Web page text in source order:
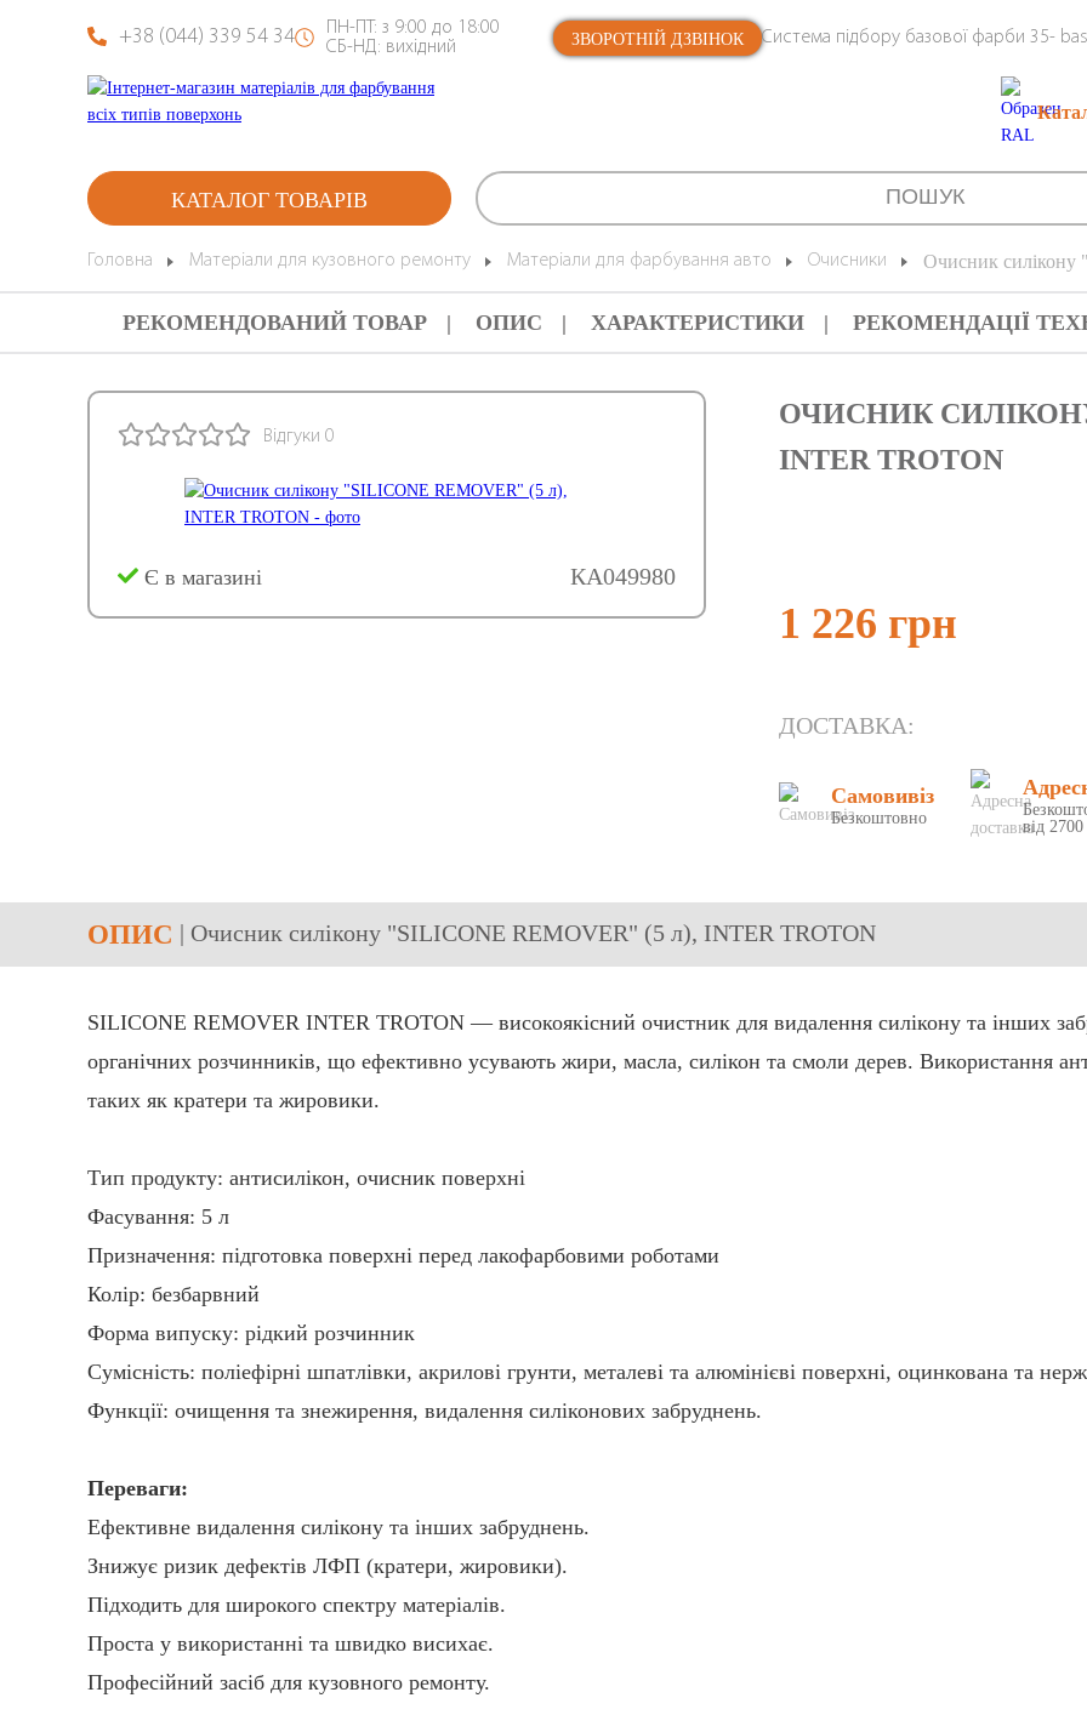
+38 (044) 339 54 34
ПН-ПТ: з 9:00 до 18:00
СБ-НД: вихідний
ЗВОРОТНІЙ ДЗВІНОК Система підбору базової фарби 35-
КАТАЛОГ ТОВАРІВ
Головна Матеріали для кузовного ремонту Матеріали для фарбування авто Очисники Очисник
РЕКОМЕНДОВАНИЙ ТОВАР ОПИС ХАРАКТЕРИСТИКИ РЕКОМЕНДАЦІЇ
Відгуки 0
КА049980
Є в магазині
ОЧИСНИК СИЛІКОНУ
INTER TROTON
1 226 грн
ДОСТАВКА:
Самовивіз
Безкоштовно
від 2700
ОПИС | Очисник силікону "SILICONE REMOVER" (5 л), INTER TROTON
SILICONE REMOVER INTER TROTON — високоякісний очистник для видалення силікону та інших
органічних розчинників, що ефективно усувають жири, масла, силікон та смоли дерев. Використання
таких як кратери та жировики.
Тип продукту: антисилікон, очисник поверхні
Фасування: 5 л
Призначення: підготовка поверхні перед лакофарбовими роботами
Колір: безбарвний
Форма випуску: рідкий розчинник
Сумісність: поліефірні шпатлівки, акрилові грунти, металеві та алюмінієві поверхні, оцинкована та
Функції: очищення та знежирення, видалення силіконових забруднень.
Переваги:
Ефективне видалення силікону та інших забруднень.
Знижує ризик дефектів ЛФП (кратери, жировики).
Підходить для широкого спектру матеріалів.
Проста у використанні та швидко висихає.
Професійний засіб для кузовного ремонту.